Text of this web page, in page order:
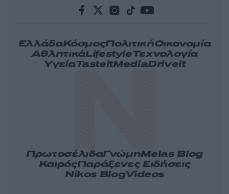
ΕλλάδαΚόσμοςΠολιτικήΟικονομία
ΑθλητικάLifestyleΤεχνολογία
ΥγείαTasteitMediaDriveit
ΠρωτοσέλιδαΓνώμηMelas Blog
ΚαιρόςΠαράξενες Ειδήσεις
Nikos BlogVideos